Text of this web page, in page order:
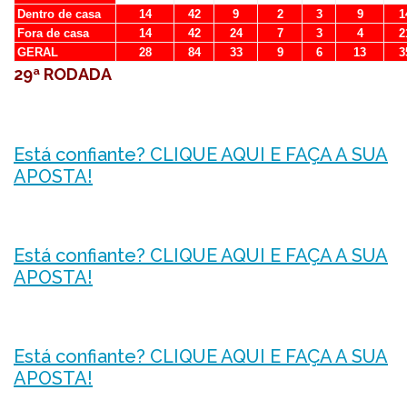
Dentro de casa
14 42 9 2 3 9
Fora de casa
14 42 24 7 3 4
GERAL
28 84 33 9 6 13
29ª RODADA
Está confiante? CLIQUE AQUI E FAÇA A SUA
APOSTA!
Está confiante? CLIQUE AQUI E FAÇA A SUA
APOSTA!
Está confiante? CLIQUE AQUI E FAÇA A SUA
APOSTA!